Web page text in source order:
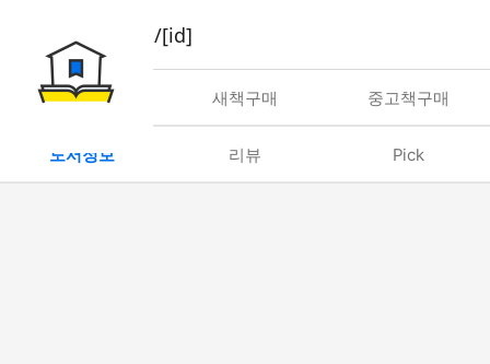
book/rent/[id]
대여 새책구매 중고책구매
도서정보 리뷰 Pick